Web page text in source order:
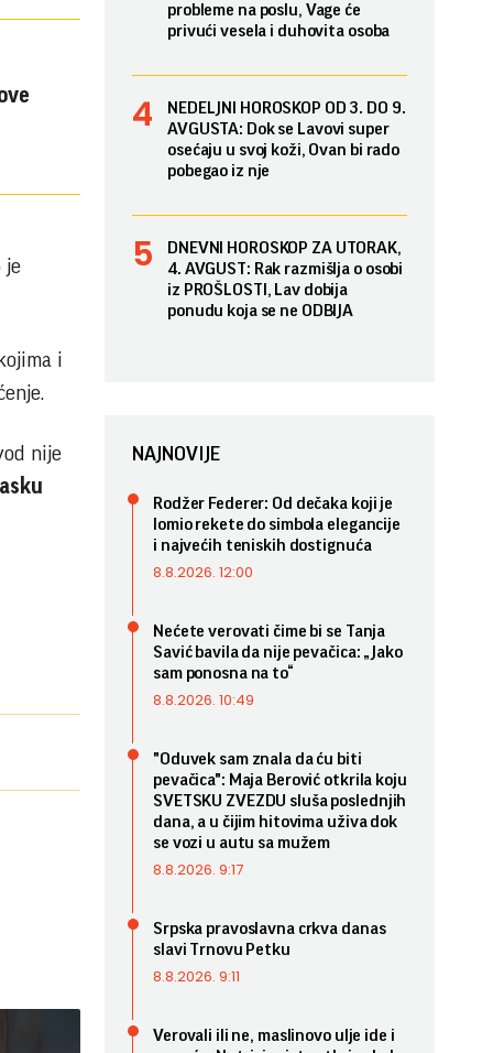
je
i
nije
probleme na poslu, Vage će
privući vesela i duhovita osoba
NEDELJNI HOROSKOP OD 3. DO 9.
AVGUSTA: Dok se Lavovi super
osećaju u svoj koži, Ovan bi rado
pobegao iz nje
DNEVNI HOROSKOP ZA UTORAK,
4. AVGUST: Rak razmišlja o osobi
iz PROŠLOSTI, Lav dobija
ponudu koja se ne ODBIJA
NAJNOVIJE
Rodžer Federer: Od dečaka koji je
lomio rekete do simbola elegancije
i najvećih teniskih dostignuća
8.8.2026. 12:00
Nećete verovati čime bi se Tanja
Savić bavila da nije pevačica: „Jako
sam ponosna na to“
8.8.2026. 10:49
"Oduvek sam znala da ću biti
pevačica": Maja Berović otkrila koju
SVETSKU ZVEZDU sluša poslednjih
dana, a u čijim hitovima uživa dok
se vozi u autu sa mužem
8.8.2026. 9:17
Srpska pravoslavna crkva danas
slavi Trnovu Petku
8.8.2026. 9:11
Verovali ili ne, maslinovo ulje ide i